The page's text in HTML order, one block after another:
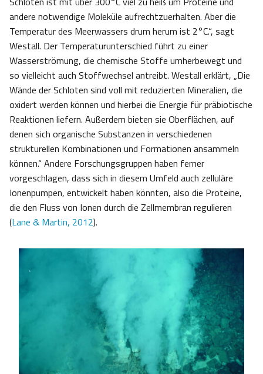
andere notwendige Moleküle aufrechtzuerhalten. Aber die
Temperatur des Meerwassers drum herum ist 2°C.“, sagt
Westall. Der Temperaturunterschied führt zu einer
Wasserströmung, die chemische Stoffe umherbewegt und
so vielleicht auch Stoffwechsel antreibt. Westall erklärt, „Die
Wände der Schloten sind voll mit reduzierten Mineralien, die
oxidert werden können und hierbei die Energie für präbiotische
Reaktionen liefern. Außerdem bieten sie Oberflächen, auf
denen sich organische Substanzen in verschiedenen
strukturellen Kombinationen und Formationen ansammeln
können.“ Andere Forschungsgruppen haben ferner
vorgeschlagen, dass sich in diesem Umfeld auch zelluläre
Ionenpumpen, entwickelt haben könnten, also die Proteine,
die den Fluss von Ionen durch die Zellmembran regulieren
(Lane & Martin, 2012).